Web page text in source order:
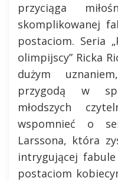
przyciąga
skomplikowanej
postaciom. Seria
olimpijscy” Ricka
dużym
przygodą w
młodszych
wspomnieć o
Larssona, która
intrygującej
postaciom